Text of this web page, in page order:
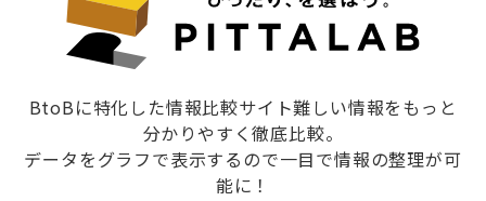
BtoBに特化した情報比較サイト難しい情報をもっと
分かりやすく徹底比較。
データをグラフで表示するので一目で情報の整理が可
能に！